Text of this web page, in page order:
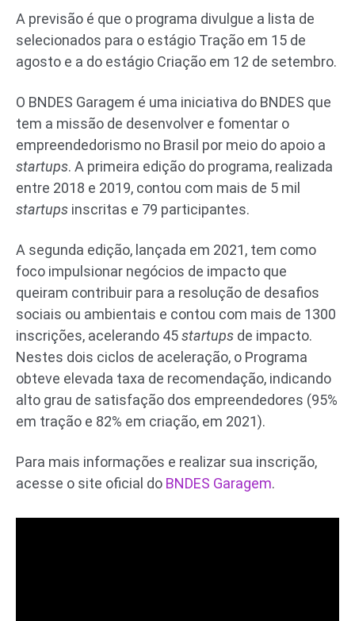
A previsão é que o programa divulgue a lista de
selecionados para o estágio Tração em 15 de
agosto e a do estágio Criação em 12 de setembro.
O BNDES Garagem é uma iniciativa do BNDES que
tem a missão de desenvolver e fomentar o
empreendedorismo no Brasil por meio do apoio a
startups. A primeira edição do programa, realizada
entre 2018 e 2019, contou com mais de 5 mil
startups inscritas e 79 participantes.
A segunda edição, lançada em 2021, tem como
foco impulsionar negócios de impacto que
queiram contribuir para a resolução de desafios
sociais ou ambientais e contou com mais de 1300
inscrições, acelerando 45startups de impacto.
Nestes dois ciclos de aceleração, o Programa
obteve elevada taxa de recomendação, indicando
alto grau de satisfação dos empreendedores (95%
em tração e 82% em criação, em 2021).
Para mais informações e realizar sua inscrição,
acesse o site oficial do BNDES Garagem.